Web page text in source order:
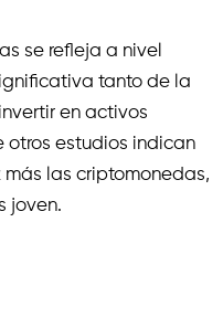
se refleja a nivel
tanto de la
en activos
otros estudios indican
las criptomonedas,
joven.